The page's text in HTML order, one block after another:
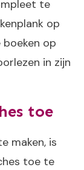
te
op
op
in zijn
toe
maken, is
toe te